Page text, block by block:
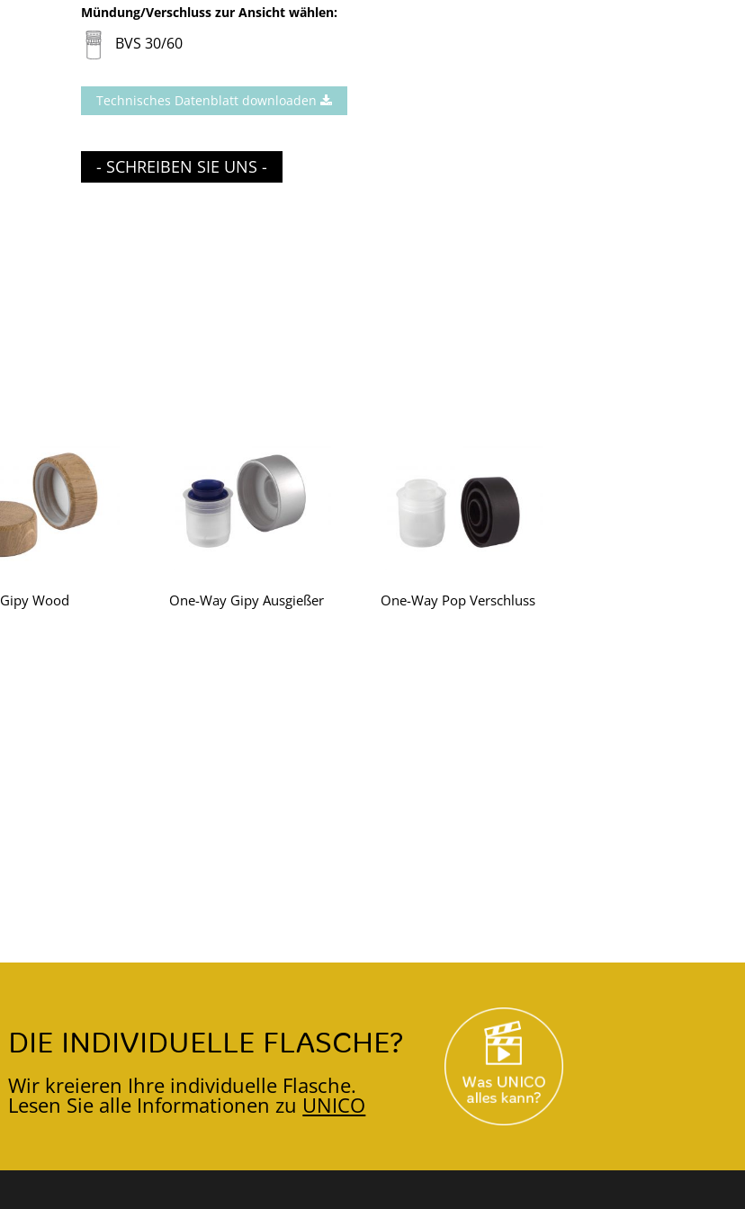
Mündung/Verschluss zur Ansicht wählen:
BVS 30/60
Technisches Datenblatt downloaden
- SCHREIBEN SIE UNS -
Gipy Wood One-Way Gipy Ausgießer One-Way Pop Verschluss
DIE INDIVIDUELLE FLASCHE?
Wir kreieren Ihre individuelle Flasche.
Lesen Sie alle Informationen zu UNICO